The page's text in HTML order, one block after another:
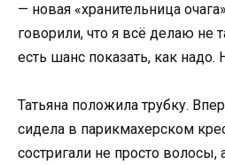
— новая «хранительница
говорили, что я всё делаю не
есть шанс показать, как надо.
Татьяна положила трубку.
сидела в парикмахерском
состригали не просто волосы,